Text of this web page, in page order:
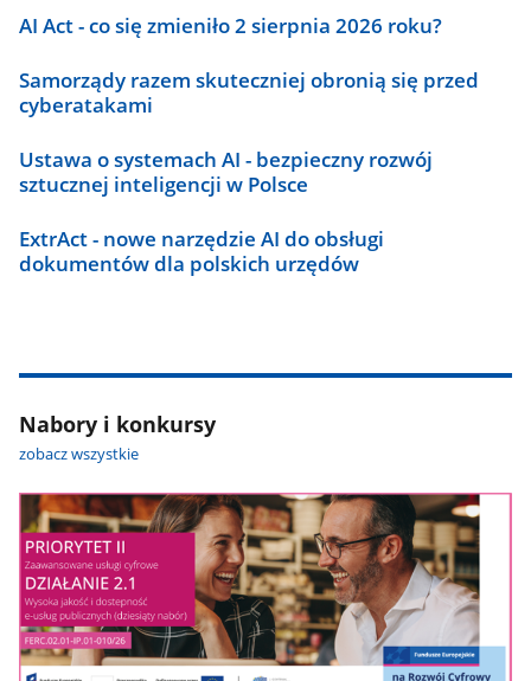
AI Act - co się zmieniło 2 sierpnia 2026 roku?
Samorządy razem skuteczniej obronią się przed
cyberatakami
Ustawa o systemach AI - bezpieczny rozwój
sztucznej inteligencji w Polsce
ExtrAct - nowe narzędzie AI do obsługi
dokumentów dla polskich urzędów
Nabory i konkursy
zobacz wszystkie